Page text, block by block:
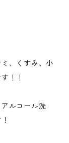
、くすみ、小
！！
ルコール洗